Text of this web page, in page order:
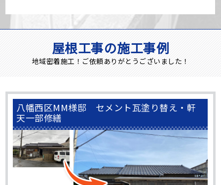
屋根工事の施工事例
地域密着施工！ご依頼ありがとうございました！
八幡西区MM様邸 セメント瓦塗り替え・軒
天一部修繕